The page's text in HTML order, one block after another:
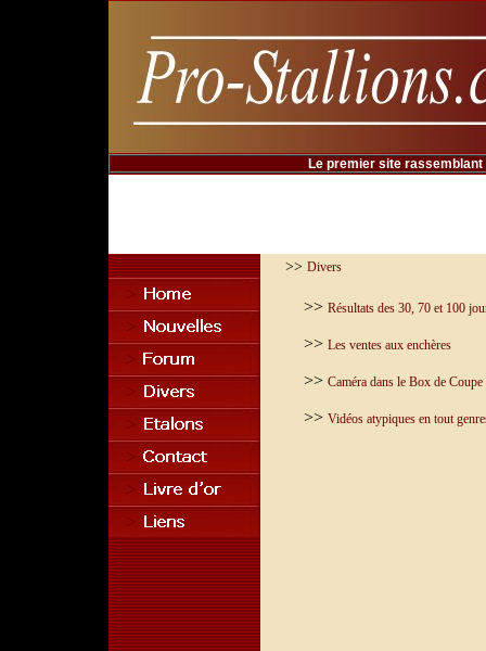
Le premier site
>> Divers
>> Résultats des 30, 70 et 100
>> Les ventes aux enchères
>> Caméra dans le Box de
>> Vidéos atypiques en tout